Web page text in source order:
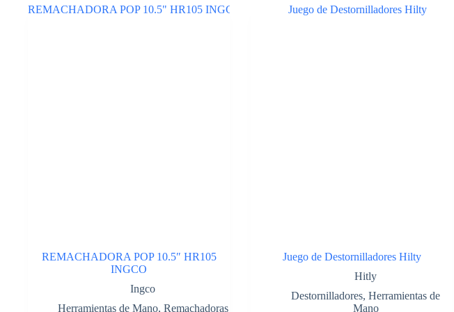
0MM.
REMACHADORA POP 10.5″ HR105
INGCO
Ingco
Herramientas de Mano, Remachadoras
Juego de Destornilladores Hilty
Hitly
Destornilladores, Herramientas de
Mano